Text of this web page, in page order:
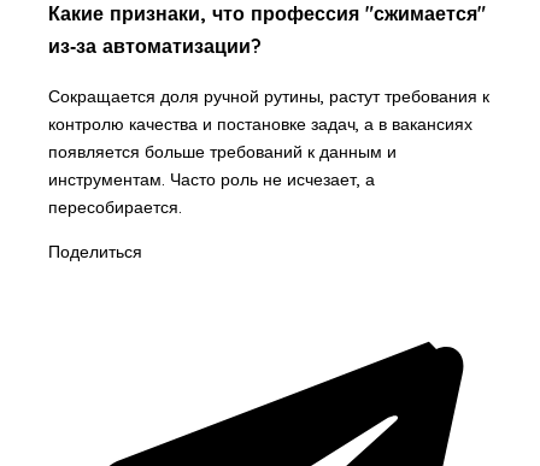
Какие признаки, что профессия "сжимается"
из‑за автоматизации?
Сокращается доля ручной рутины, растут требования к
контролю качества и постановке задач, а в вакансиях
появляется больше требований к данным и
инструментам. Часто роль не исчезает, а
пересобирается.
Поделиться